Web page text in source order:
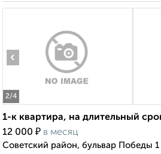
2/4
‹
1-к квартира, на длительный
12 000 ₽ в месяц
Советский район, бульвар Победы 1